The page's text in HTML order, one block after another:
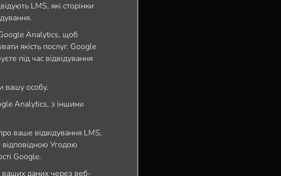
LMS, які сторінки
Analytics, щоб
якість послуг. Google
під час відвідування
вашу особу.
Analytics, з іншими
ваше відвідування LMS,
Угодою
Google.
даних через веб-